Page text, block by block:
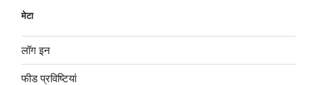
मेटा
लॉग इन
फीड प्रविष्टियां